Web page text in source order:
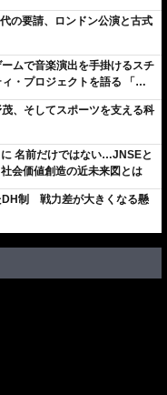
の要請、ロンドン公演と古式
ムで音楽演出を手掛けるスチ
・プロジェクトを語る 「楽
と成長曲線だから」
、そしてスポーツを支える科
名前だけではない…JNSEと
会価値創造の近未来図とは
DH制 戦力差が大きくなる懸